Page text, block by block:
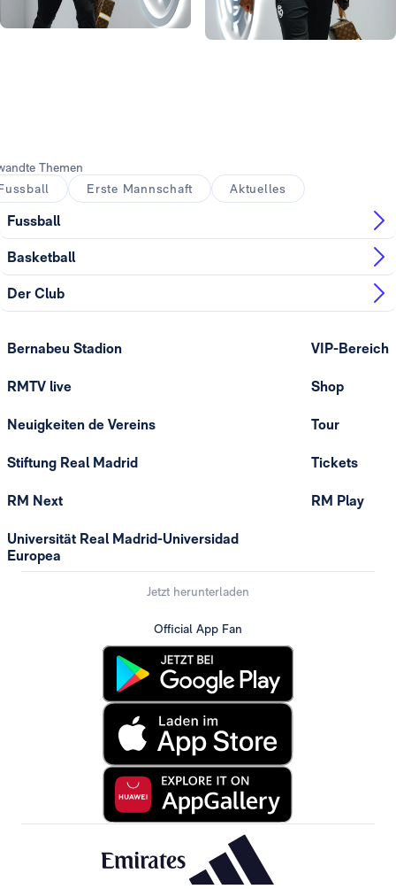
Themen
Erste Mannschaft Aktuelles
Fussball
Basketball
Der Club
Bernabeu Stadion
RMTV live
Neuigkeiten de Vereins
Stiftung Real Madrid
RM Next
Universität Real Madrid-Universidad
Europea
VIP-Bereich
Shop
Tour
Tickets
RM Play
Jetzt herunterladen
Official App Fan